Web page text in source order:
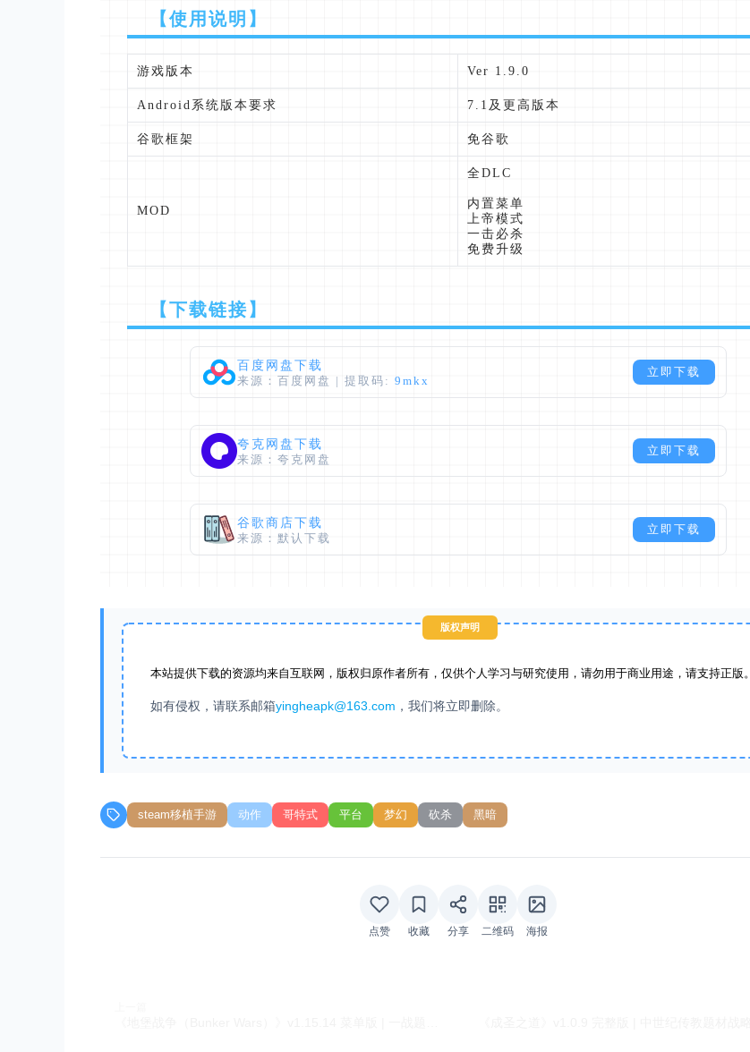
【使用说明】
游戏版本 Ver 1.9.0
Android系统版本要求 7.1及更高版本
谷歌框架 免谷歌
MOD
全DLC
内置菜单
上帝模式
一击必杀
免费升级
【下载链接】
百度网盘下载
来源：百度网盘 | 提取码: 9mkx
立即下载
夸克网盘下载
来源：夸克网盘
立即下载
谷歌商店下载
来源：默认下载
立即下载
版权声明
本站提供下载的资源均来自互联网，版权归原作者所有，仅供个人学习与研究使用，请勿用于商业用途，请支持正版。
如有侵权，请联系邮箱yingheapk@163.com ，我们将立即删除。
steam移植手游 动作 哥特式 平台 梦幻 砍杀 黑暗
点赞 收藏 分享 二维码 海报